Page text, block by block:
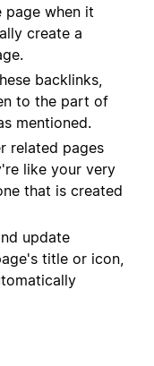
when it
create a
backlinks,
to the part of
mentioned.
related pages
like your very
that is created
update
title or icon,